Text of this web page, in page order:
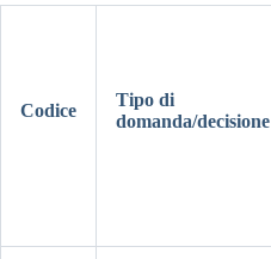
Codice
Tipo di
domanda/decisione